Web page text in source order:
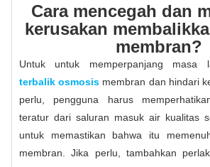
Cara mencegah dan
kerusakan
membran?
Untuk untuk memperpanjang masa
terbalik osmosis membran dan hindari
perlu, pengguna harus
teratur dari saluran masuk air kualitas
untuk memastikan bahwa itu
membran. Jika perlu, tambahkan